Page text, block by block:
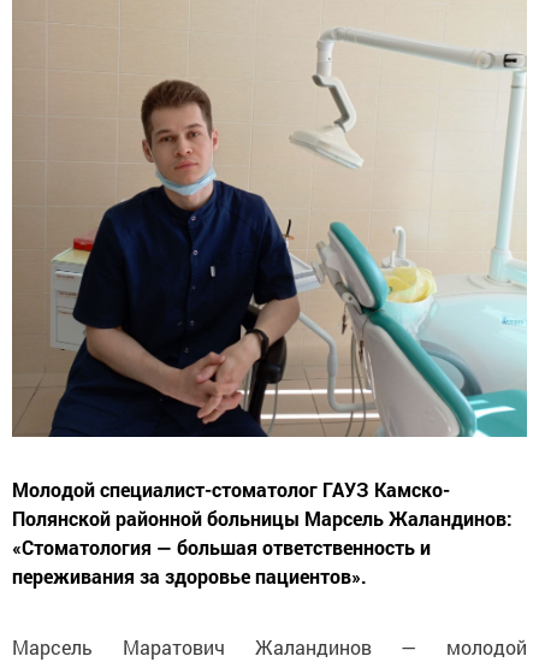
Молодой специалист-стоматолог ГАУЗ Камско-
Полянской районной больницы Марсель Жаландинов:
«Стоматология — большая ответственность и
переживания за здоровье пациентов».
Марсель Маратович Жаландинов — молодой